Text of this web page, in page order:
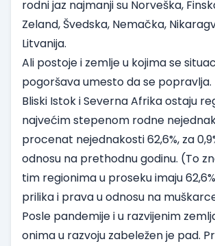
rodni jaz najmanji su Norveška,
Zeland, Švedska, Nemačka,
Litvanija.
Ali postoje i zemlje u kojima se
pogoršava umesto da se popravlja.
Bliski Istok i Severna Afrika ostaju
najvećim stepenom rodne
procenat nejednakosti 62,6%, za
odnosu na prethodnu godinu. (To
tim regionima u proseku imaju
prilika i prava u odnosu na
Posle pandemije i u razvijenim
onima u razvoju zabeležen je pad.